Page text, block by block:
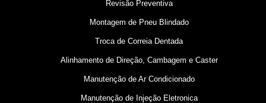
Revisão Preventiva
Montagem de Pneu Blindado
Troca de Correia Dentada
Alinhamento de Direção, Cambagem e Caster
Manutenção de Ar Condicionado
Manutenção de Injeção Eletronica